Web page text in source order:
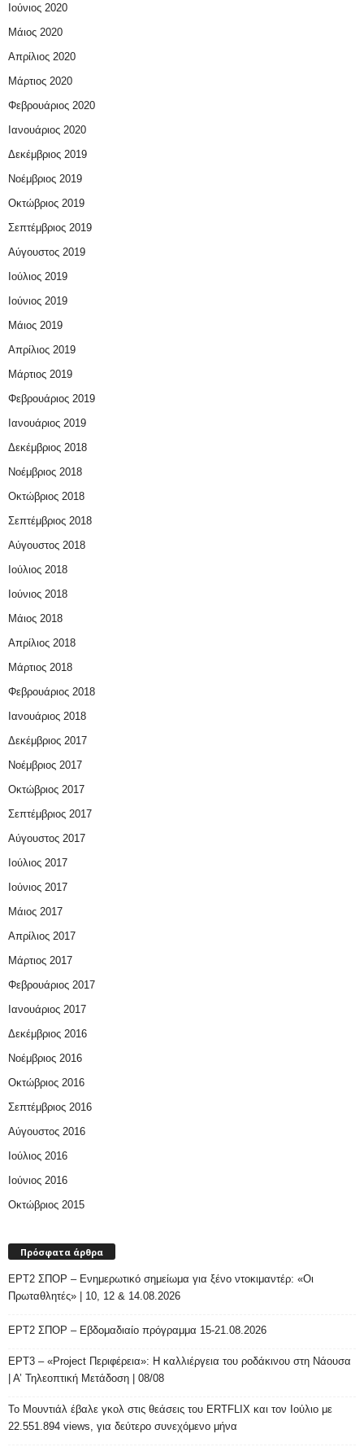
Ιούνιος 2020
Μάιος 2020
Απρίλιος 2020
Μάρτιος 2020
Φεβρουάριος 2020
Ιανουάριος 2020
Δεκέμβριος 2019
Νοέμβριος 2019
Οκτώβριος 2019
Σεπτέμβριος 2019
Αύγουστος 2019
Ιούλιος 2019
Ιούνιος 2019
Μάιος 2019
Απρίλιος 2019
Μάρτιος 2019
Φεβρουάριος 2019
Ιανουάριος 2019
Δεκέμβριος 2018
Νοέμβριος 2018
Οκτώβριος 2018
Σεπτέμβριος 2018
Αύγουστος 2018
Ιούλιος 2018
Ιούνιος 2018
Μάιος 2018
Απρίλιος 2018
Μάρτιος 2018
Φεβρουάριος 2018
Ιανουάριος 2018
Δεκέμβριος 2017
Νοέμβριος 2017
Οκτώβριος 2017
Σεπτέμβριος 2017
Αύγουστος 2017
Ιούλιος 2017
Ιούνιος 2017
Μάιος 2017
Απρίλιος 2017
Μάρτιος 2017
Φεβρουάριος 2017
Ιανουάριος 2017
Δεκέμβριος 2016
Νοέμβριος 2016
Οκτώβριος 2016
Σεπτέμβριος 2016
Αύγουστος 2016
Ιούλιος 2016
Ιούνιος 2016
Οκτώβριος 2015
Πρόσφατα άρθρα
ΕΡΤ2 ΣΠΟΡ – Ενημερωτικό σημείωμα για ξένο ντοκιμαντέρ: «Οι
Πρωταθλητές» | 10, 12 & 14.08.2026
ΕΡΤ2 ΣΠΟΡ – Εβδομαδιαίο πρόγραμμα 15-21.08.2026
ΕΡΤ3 – «Project Περιφέρεια»: Η καλλιέργεια του ροδάκινου στη Νάουσα
| Α’ Τηλεοπτική Μετάδοση | 08/08
Το Μουντιάλ έβαλε γκολ στις θεάσεις του ERTFLIX και τον Ιούλιο με
22.551.894 views, για δεύτερο συνεχόμενο μήνα